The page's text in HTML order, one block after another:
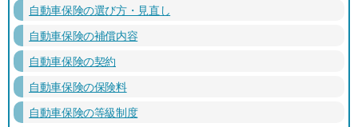
自動車保険の選び方・見直し
自動車保険の補償内容
自動車保険の契約
自動車保険の保険料
自動車保険の等級制度